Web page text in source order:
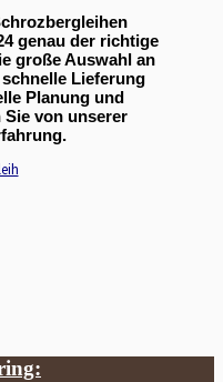
genau der richtige
große Auswahl an
Lieferung
Planung und
von unserer